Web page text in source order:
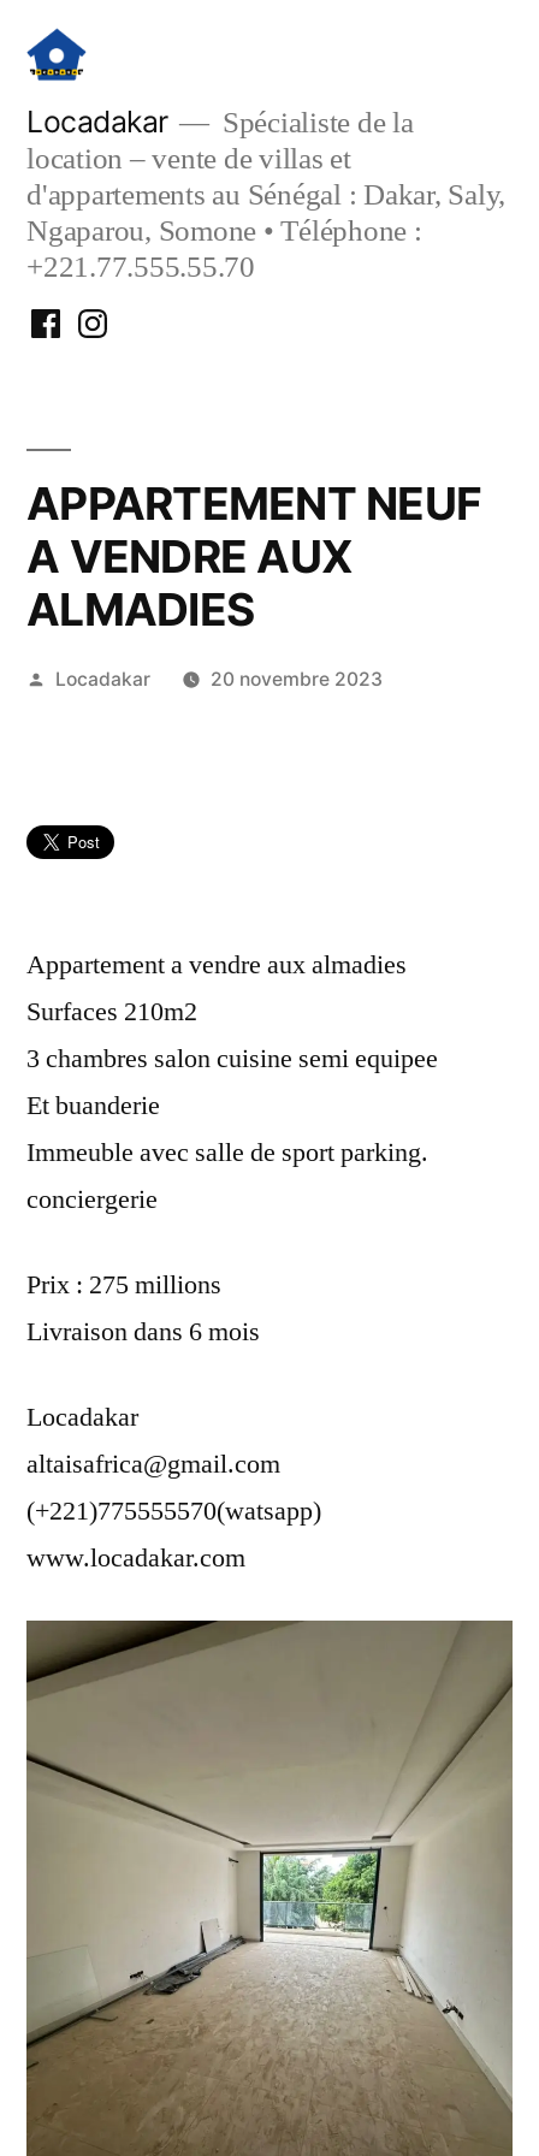
contenu
Locadakar
Spécialiste de la
location – vente de villas et
d'appartements au Sénégal : Dakar, Saly,
Ngaparou, Somone • Téléphone :
+221.77.555.55.70
FacebookInstagram
APPARTEMENT NEUF
A VENDRE AUX
ALMADIES
Publié
Locadakar 20 novembre 2023
Appartement a vendre aux almadies
Surfaces 210m2
3 chambres salon cuisine semi equipee
Et buanderie
Immeuble avec salle de sport parking.
conciergerie
Prix : 275 millions
Livraison dans 6 mois
Locadakar
altaisafrica@gmail.com
(+221)775555570(watsapp)
www.locadakar.com